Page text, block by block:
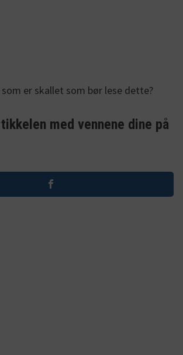
som er skallet som bør lese dette?
med vennene dine på